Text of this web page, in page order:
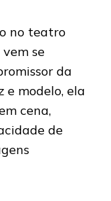
no teatro
se
da
e modelo, ela
cena,
de